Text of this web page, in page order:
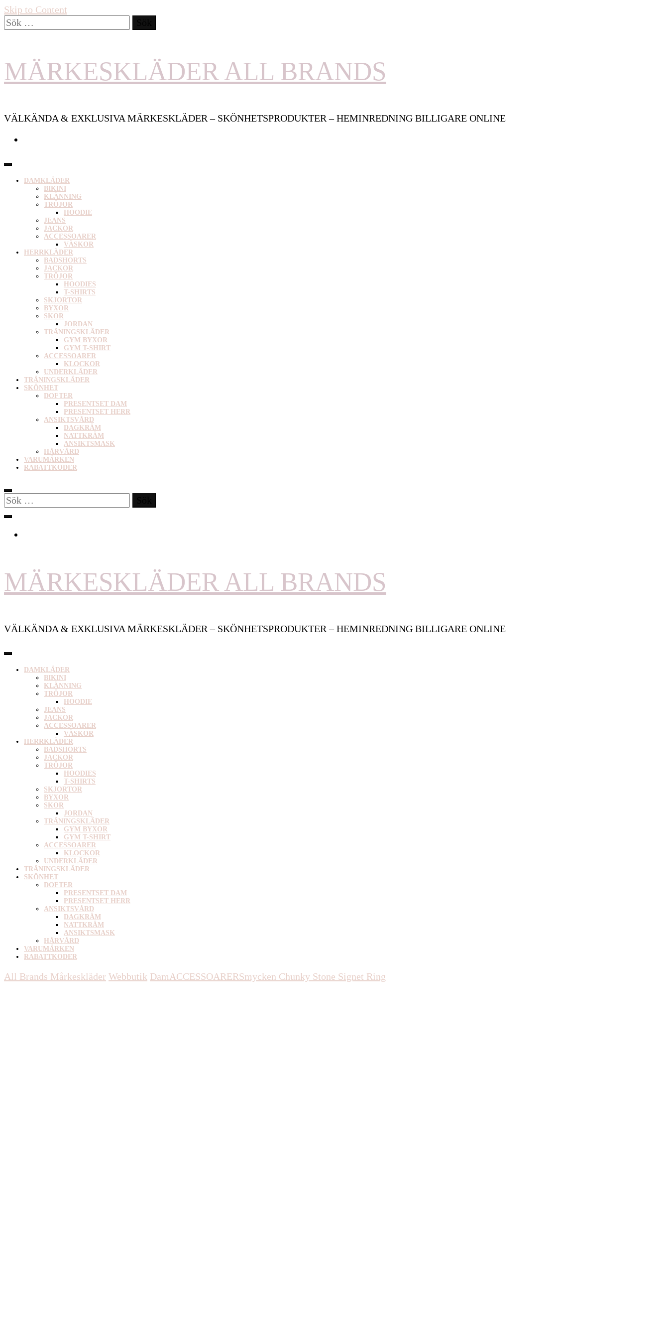
Skip to Content
Sök
efter:
MÄRKESKLÄDER ALL BRANDS
VÄLKÄNDA & EXKLUSIVA MÄRKESKLÄDER – SKÖNHETSPRODUKTER – HEMINREDNING BILLIGARE ONLINE
DAMKLÄDER
BIKINI
KLÄNNING
TRÖJOR
HOODIE
JEANS
JACKOR
ACCESSOARER
VÄSKOR
HERRKLÄDER
BADSHORTS
JACKOR
TRÖJOR
HOODIES
T-SHIRTS
SKJORTOR
BYXOR
SKOR
JORDAN
TRÄNINGSKLÄDER
GYM BYXOR
GYM T-SHIRT
ACCESSOARER
KLOCKOR
UNDERKLÄDER
TRÄNINGSKLÄDER
SKÖNHET
DOFTER
PRESENTSET DAM
PRESENTSET HERR
ANSIKTSVÅRD
DAGKRÄM
NATTKRÄM
ANSIKTSMASK
HÅRVÅRD
VARUMÄRKEN
RABATTKODER
Sök
efter:
MÄRKESKLÄDER ALL BRANDS
VÄLKÄNDA & EXKLUSIVA MÄRKESKLÄDER – SKÖNHETSPRODUKTER – HEMINREDNING BILLIGARE ONLINE
DAMKLÄDER
BIKINI
KLÄNNING
TRÖJOR
HOODIE
JEANS
JACKOR
ACCESSOARER
VÄSKOR
HERRKLÄDER
BADSHORTS
JACKOR
TRÖJOR
HOODIES
T-SHIRTS
SKJORTOR
BYXOR
SKOR
JORDAN
TRÄNINGSKLÄDER
GYM BYXOR
GYM T-SHIRT
ACCESSOARER
KLOCKOR
UNDERKLÄDER
TRÄNINGSKLÄDER
SKÖNHET
DOFTER
PRESENTSET DAM
PRESENTSET HERR
ANSIKTSVÅRD
DAGKRÄM
NATTKRÄM
ANSIKTSMASK
HÅRVÅRD
VARUMÄRKEN
RABATTKODER
All Brands Mårkeskläder Webbutik DamACCESSOARERSmycken Chunky Stone Signet Ring